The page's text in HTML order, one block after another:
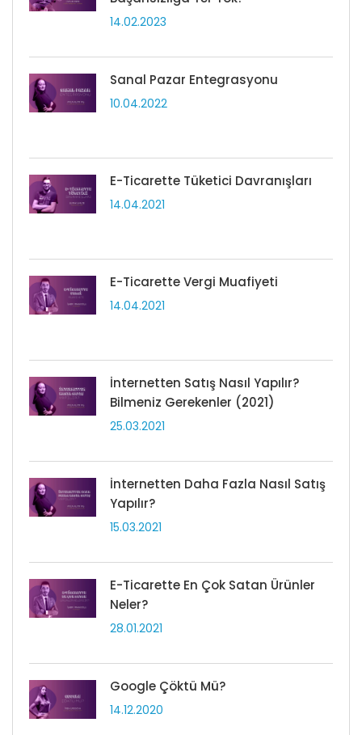
14.02.2023
Sanal Pazar Entegrasyonu
10.04.2022
E-Ticarette Tüketici Davranışları
14.04.2021
E-Ticarette Vergi Muafiyeti
14.04.2021
İnternetten Satış Nasıl Yapılır?
Bilmeniz Gerekenler (2021)
25.03.2021
İnternetten Daha Fazla Nasıl Satış
Yapılır?
15.03.2021
E-Ticarette En Çok Satan Ürünler
Neler?
28.01.2021
Google Çöktü Mü?
14.12.2020